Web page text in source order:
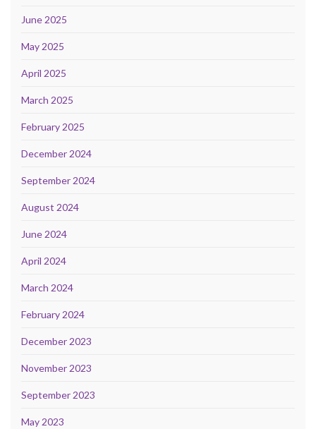
June 2025
May 2025
April 2025
March 2025
February 2025
December 2024
September 2024
August 2024
June 2024
April 2024
March 2024
February 2024
December 2023
November 2023
September 2023
May 2023